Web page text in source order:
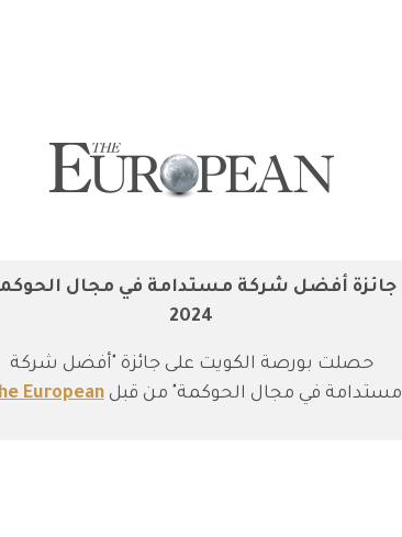
جائزة أفضل شركة مستدامة في مجال
2024
حصلت بورصة الكويت على جائزة "أفضل شركة
مستدامة في مجال الحوكمة" من قبلEuropean